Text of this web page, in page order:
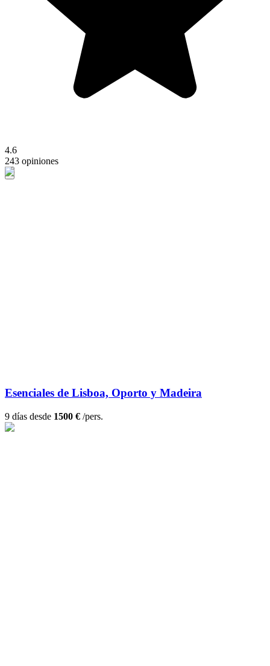
4.6
243 opiniones
Esenciales de Lisboa, Oporto y Madeira
9 días desde 1500 € /pers.